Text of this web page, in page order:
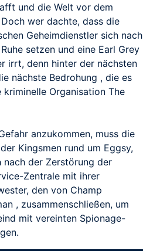
und die Welt vor dem
wer dachte, dass die
Geheimdienstler sich nach
setzen und eine Earl Grey
irrt, denn hinter der nächsten
nächste Bedrohung , die es
Organisation The
anzukommen, muss die
Kingsmen rund um Eggsy,
nach der Zerstörung der
Zentrale mit ihrer
den von Champ
, zusammenschließen, um
mit vereinten Spionage-